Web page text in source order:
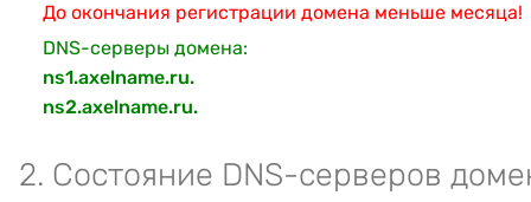
До окончания регистрации домена меньше месяца!
DNS-серверы домена:
ns1.axelname.ru.
ns2.axelname.ru.
2. Состояние DNS-серверов